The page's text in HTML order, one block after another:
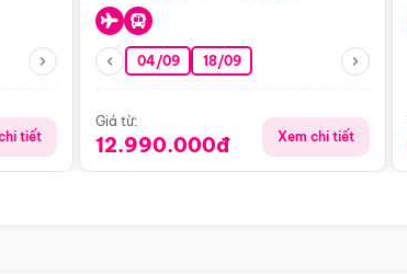
tiết
04/09 18/09
Giá từ:
12.990.000đ Xem chi tiết